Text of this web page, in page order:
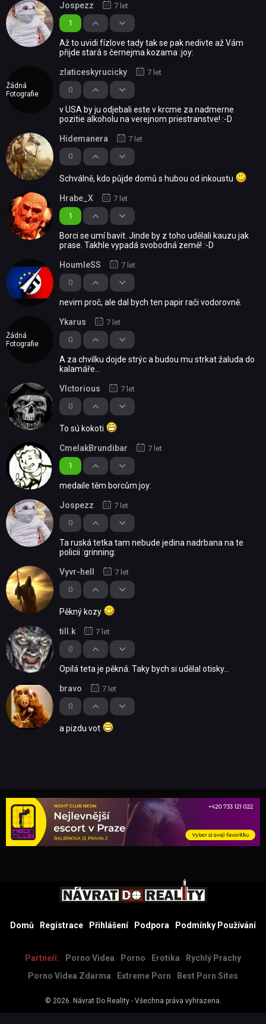
1
Jospezz 7 let
Až to uvidi fízlove tady tak se pak nedivte až Vám
přijde stará s černejma kozama :joy:
Žádná
Fotografie
0
zlaticeskyrucicky 7 let
v USA by ju odjebali este v krcme za nadmerne
pozitie alkoholu na verejnom priestranstve! :-D
0
Hidemanera 7 let
Schválně, kdo půjde domů s hubou od inkoustu
1
Hrabe_X 7 let
Borci se umí bavit. Jinde by z toho udělali kauzu jak
prase. Takhle vypadá svobodná země! :-D
0
HoumleSS 7 let
nevim proč, ale dal bych ten papir rači vodorovně.
Žádná
Fotografie
0
Ykarus 7 let
A za chvilku dojde strýc a budou mu strkat žaluda do
kalamáře...
0
Vlctorious 7 let
To sú kokoti
1
CmelakBrundibar 7 let
medaile těm borcům:joy:
0
Jospezz 7 let
Ta ruská tetka tam nebude jedina nadrbana na te
policii :grinning:
0
Vyvr-hell 7 let
Pěkný kozy
0
till.k 7 let
Opilá teta je pěkná. Taky bych si udělal otisky...
0
bravo 7 let
a pizdu vot
Domů Registrace Přihlášení Podpora Podmínky Používání
Partneři: Porno Videa Porno Erotika
Rychlý Prachy
Porno Videa Zdarma
Extreme Porn Best Porn Sites
© 2026. Návrat Do Reality- Všechna práva vyhrazena.